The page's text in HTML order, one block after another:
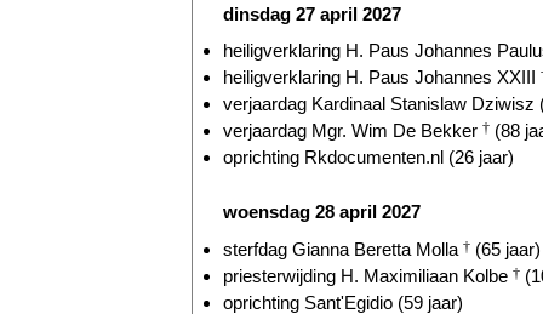
dinsdag 27 april 2027
heiligverklaring H. Paus Johannes
heiligverklaring H. Paus Johannes XXIII
verjaardag Kardinaal Stanislaw Dziwisz
verjaardag Mgr. Wim De Bekker † (88
oprichting Rkdocumenten.nl (26 jaar)
woensdag 28 april 2027
sterfdag Gianna Beretta Molla † (65 jaar)
priesterwijding H. Maximiliaan Kolbe †
oprichting Sant'Egidio (59 jaar)